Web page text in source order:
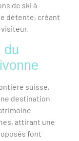
de ski à
détente, créant
du
suisse,
destination
attirant une
font